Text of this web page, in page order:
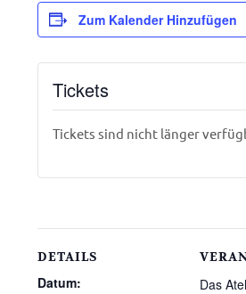
Zum Kalender Hinzufügen
DETAILS
Datum:
Das
Tickets
Tickets sind nicht länger